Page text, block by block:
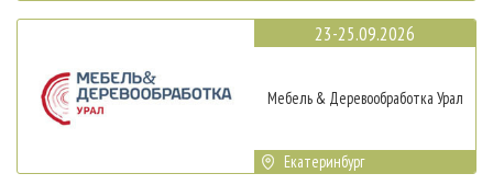
23-25.09.2026
Мебель & Деревообработка Урал
Екатеринбург